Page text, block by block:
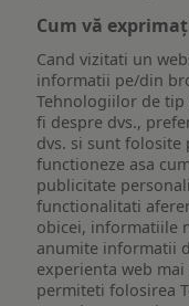
Cum vă
Cand vizitati un
informatii pe/din
Tehnologiilor de tip
fi despre dvs.,
dvs. si sunt folosite
functioneze asa
publicitate
functionalitati
obicei, informatiile
anumite informatii
experienta web
permiteti folosirea